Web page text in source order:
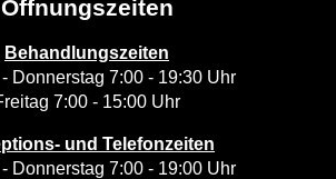
Öffnungszeiten
Behandlungszeiten
Donnerstag 7:00 - 19:30 Uhr
7:00 - 15:00 Uhr
und Telefonzeiten
Donnerstag 7:00 - 19:00 Uhr